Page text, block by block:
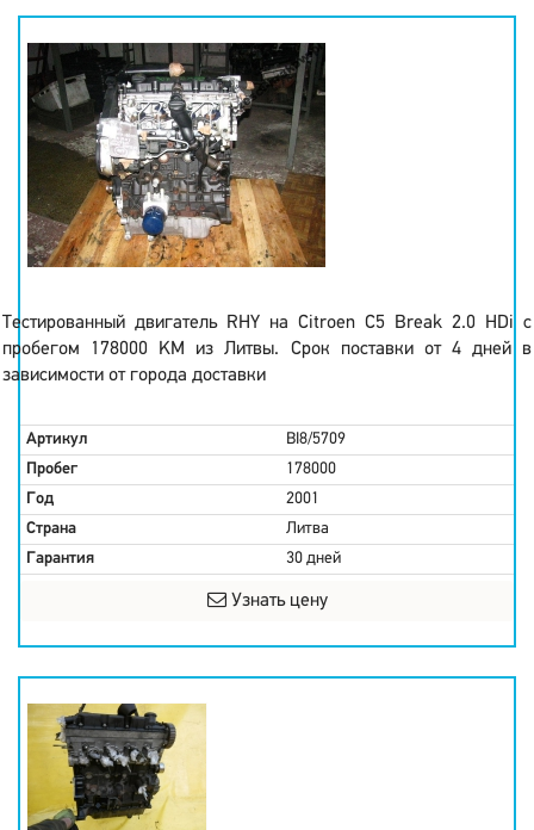
Тестированный двигатель RHY на Citroen C5 Break 2.0 HDi с
пробегом 178000 KM из Литвы. Срок поставки от 4 дней в
зависимости от города доставки
Артикул
BI8/5709
Пробег
178000
Год
2001
Страна
Литва
Гарантия
30 дней
Узнать цену